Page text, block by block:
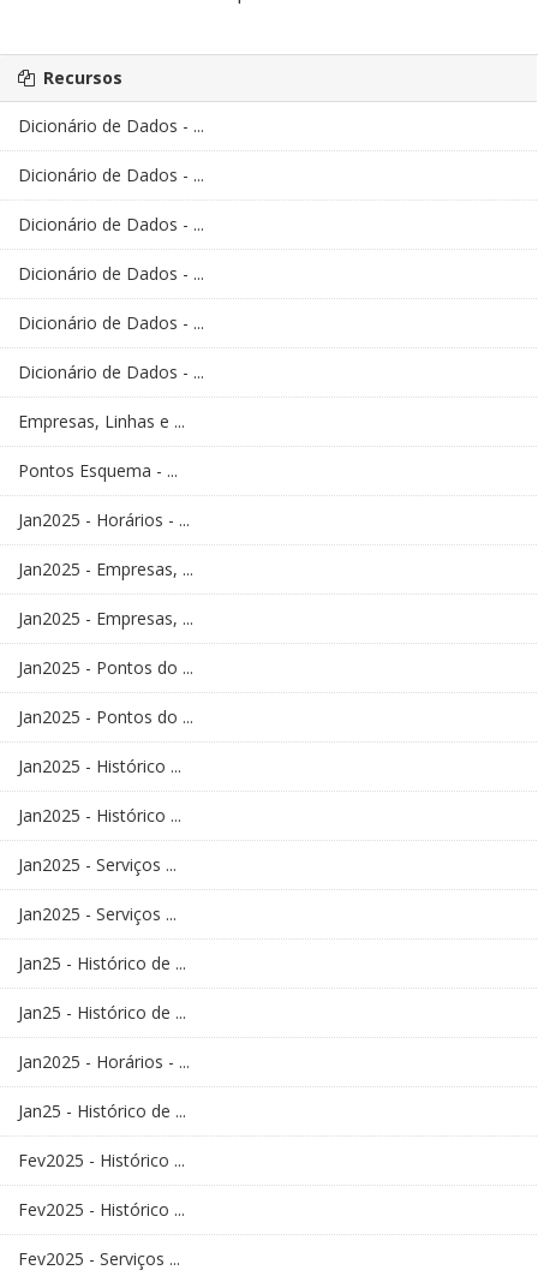
Recursos
Dicionário de Dados - ...
Dicionário de Dados - ...
Dicionário de Dados - ...
Dicionário de Dados - ...
Dicionário de Dados - ...
Dicionário de Dados - ...
Empresas, Linhas e ...
Pontos Esquema - ...
Jan2025 - Horários - ...
Jan2025 - Empresas, ...
Jan2025 - Empresas, ...
Jan2025 - Pontos do ...
Jan2025 - Pontos do ...
Jan2025 - Histórico ...
Jan2025 - Histórico ...
Jan2025 - Serviços ...
Jan2025 - Serviços ...
Jan25 - Histórico de ...
Jan25 - Histórico de ...
Jan2025 - Horários - ...
Jan25 - Histórico de ...
Fev2025 - Histórico ...
Fev2025 - Histórico ...
Fev2025 - Serviços ...